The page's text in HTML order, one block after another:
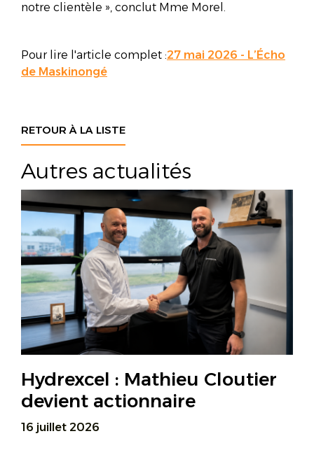
notre clientèle », conclut Mme Morel.
Pour lire l'article complet :27 mai 2026 - L’Écho
de Maskinongé
RETOUR À LA LISTE
Autres actualités
Hydrexcel : Mathieu Cloutier
devient actionnaire
16 juillet 2026